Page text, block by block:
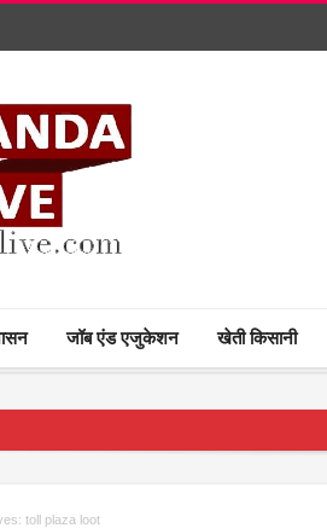
जॉब एंड एजुकेशन खेती किसानी
toll plaza loot